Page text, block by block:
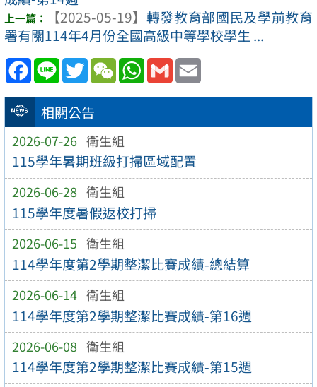
相關公告
2026-07-26 衛生組
115學年暑期班級打掃區域配置
2026-06-28 衛生組
115學年度暑假返校打掃
2026-06-15 衛生組
114學年度第2學期整潔比賽成績-總結算
2026-06-14 衛生組
114學年度第2學期整潔比賽成績-第16週
2026-06-08 衛生組
114學年度第2學期整潔比賽成績-第15週
【2025-05-19】 轉發教育部國民及學前教育
署有關114年4月份全國高級中等學校學生 ...
Facebook
Line TwitterWeChatWhatsApp
Gmail